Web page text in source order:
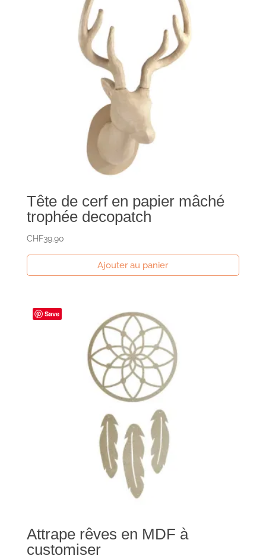
Tête de cerf en papier mâché
trophée decopatch
CHF39.90
Ajouter au panier
Save
Attrape rêves en MDF à
customiser